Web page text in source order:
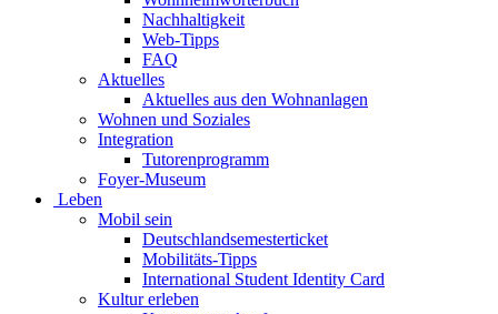
Nachhaltigkeit
Web-Tipps
FAQ
Aktuelles
Aktuelles aus den Wohnanlagen
Wohnen und Soziales
Integration
Tutorenprogramm
Foyer-Museum
Leben
Mobil sein
Deutschlandsemesterticket
Mobilitäts-Tipps
International Student Identity Card
Kultur erleben